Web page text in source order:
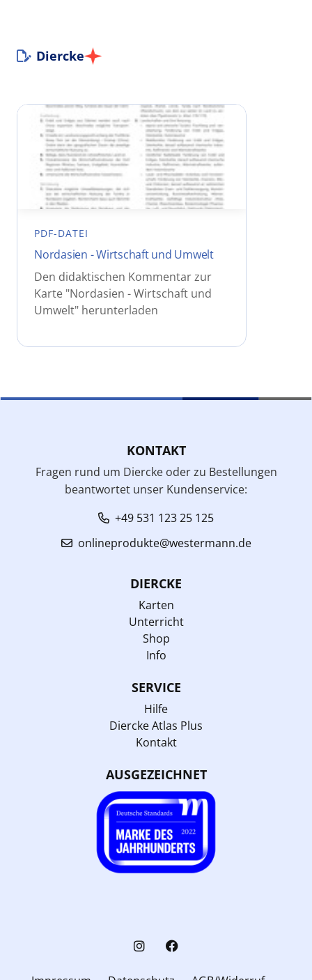
Diercke
PDF-DATEI
Nordasien - Wirtschaft und Umwelt
Den didaktischen Kommentar zur
Karte "Nordasien - Wirtschaft und
Umwelt" herunterladen
KONTAKT
Fragen rund um Diercke oder zu Bestellungen
beantwortet unser Kundenservice:
+49 531 123 25 125
onlineprodukte@westermann.de
DIERCKE
Karten
Unterricht
Shop
Info
SERVICE
Hilfe
Diercke Atlas Plus
Kontakt
AUSGEZEICHNET